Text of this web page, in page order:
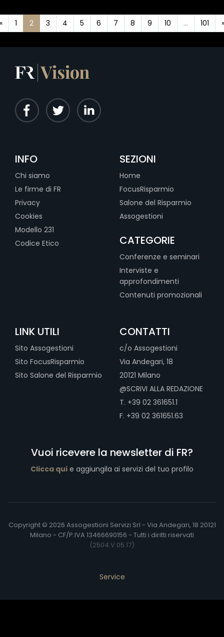
« 1 2 3 4 5 6 7 8 9 10 ... 101 »
INFO
Chi siamo
Le firme di FR
Privacy
Cookies
Modello 231
Codice Etico
SEZIONI
Home
FocusRisparmio
Salone del Risparmio
Assogestioni
CATEGORIE
Conferenze e seminari
Interviste e
approfondimenti
Contenuti promozionali
LINK UTILI
Sito Assogestioni
Sito FocusRisparmio
Sito Salone del Risparmio
CONTATTI
c/o Assogestioni
Via Andegari, 18
20121 Milano
@SCRIVI ALLA REDAZIONE
T. +39 02 361651.1
F. +39 02 361651.63
Vuoi ricevere la newsletter di FR?
Clicca qui e aggiungila ai servizi del tuo profilo
Copyright © 2026 Assogestioni Servizi Srl - Via Andegari, 18 20121
Milano - CF/P.IVA 13466690156 - Tutti i diritti riservati
(2504.V.05.17)
Service